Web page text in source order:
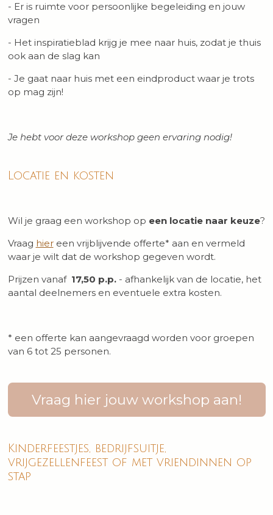
- Er is ruimte voor persoonlijke begeleiding en jouw
vragen
- Het inspiratieblad krijg je mee naar huis, zodat je thuis
ook aan de slag kan
- Je gaat naar huis met een eindproduct waar je trots
op mag zijn!
Je hebt voor deze workshop geen ervaring nodig!
Locatie en kosten
Wil je graag een workshop op een locatie naar keuze?
Vraag hiereen vrijblijvende offerte* aan en vermeld
waar je wilt dat de workshop gegeven wordt.
Prijzen vanaf 17,50 p.p.- afhankelijk van de locatie, het
aantal deelnemers en eventuele extra kosten.
* een offerte kan aangevraagd worden voor groepen
van 6 tot 25 personen.
Vraag hier jouw workshop aan!
Kinderfeestjes, bedrijfsuitje,
vrijgezellenfeest of met vriendinnen op
stap